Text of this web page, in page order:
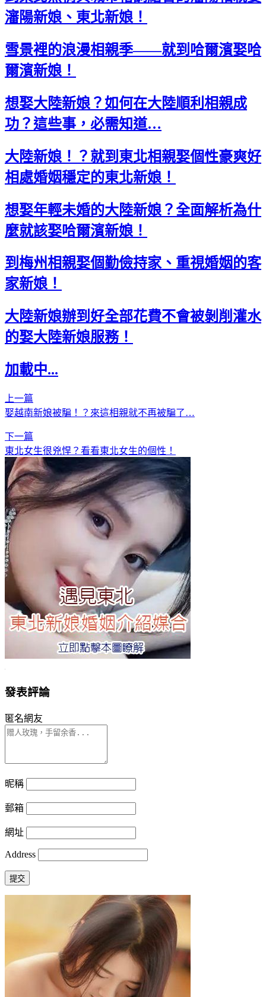
瀋陽新娘、東北新娘！
雪景裡的浪漫相親季——就到哈爾濱娶哈
爾濱新娘！
想娶大陸新娘？如何在大陸順利相親成
功？這些事，必需知道…
大陸新娘！？就到東北相親娶個性豪爽好
相處婚姻穩定的東北新娘！
想娶年輕未婚的大陸新娘？全面解析為什
麼就該娶哈爾濱新娘！
到梅州相親娶個勤儉持家、重視婚姻的客
家新娘！
大陸新娘辦到好全部花費不會被剝削灌水
的娶大陸新娘服務！
加載中...
上一篇
娶越南新娘被騙！？來這相親就不再被騙了…
下一篇
東北女生很兇悍？看看東北女生的個性！
發表評論
匿名網友
昵稱
郵箱
網址
Address